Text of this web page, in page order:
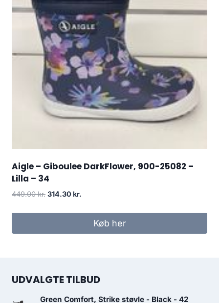
Aigle – Giboulee DarkFlower, 900-25082 –
Lilla – 34
449.00kr. Den
314.30 kr.
Køb her
UDVALGTE TILBUD
Green Comfort, Strike støvle - Black - 42